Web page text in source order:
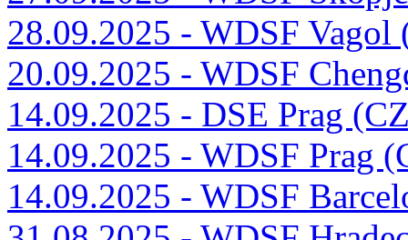
28.09.2025 - WDSF Vagol
20.09.2025 - WDSF
14.09.2025 - DSE Prag
14.09.2025 - WDSF Prag
14.09.2025 - WDSF